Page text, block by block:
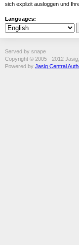
sich explizit ausloggen und
Languages:
Served by snape
Copyright © 2005 - 2012
Powered by Jasig Central